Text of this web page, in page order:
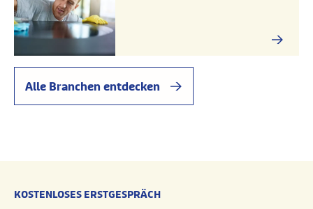
Alle Branchen entdecken
KOSTENLOSES ERSTGESPRÄCH